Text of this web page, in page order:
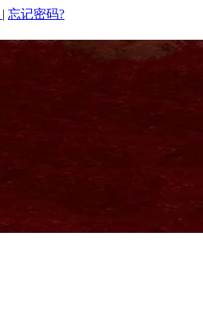
| 忘记密码?